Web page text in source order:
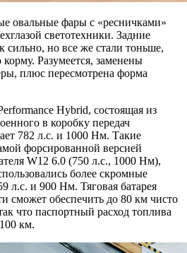
овальные фары с «ресничками»
светотехники. Задние
сильно, но все же стали тоньше,
Разумеется, заменены
плюс пересмотрена форма
Hybrid, состоящая из
в коробку передач
782 л.с. и 1000 Нм. Такие
форсированной версией
W12 6.0 (750 л.с., 1000 Нм),
более скромные
л.с. и 900 Нм. Тяговая батарея
сможет обеспечить до 80 км чисто
что паспортный расход топлива
км.